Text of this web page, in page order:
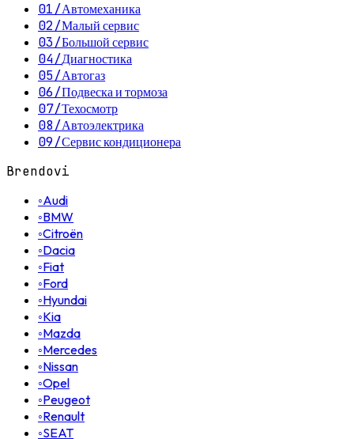
01/Автомеханика
02/Малый сервис
03/Большой сервис
04/Диагностика
05/Автогаз
06/Подвеска и тормоза
07/Техосмотр
08/Автоэлектрика
09/Сервис кондиционера
Brendovi
◦Audi
◦BMW
◦Citroën
◦Dacia
◦Fiat
◦Ford
◦Hyundai
◦Kia
◦Mazda
◦Mercedes
◦Nissan
◦Opel
◦Peugeot
◦Renault
◦SEAT